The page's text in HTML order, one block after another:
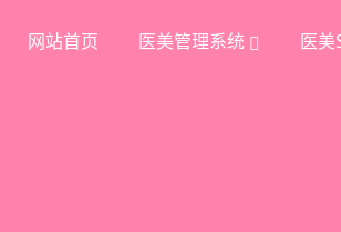
网站首页 医美管理系统 医美